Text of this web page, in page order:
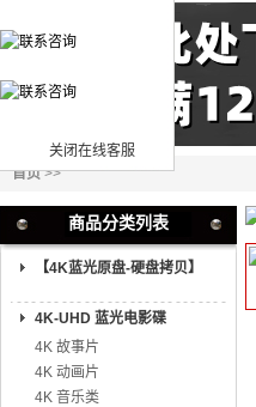
关闭在线客服
首页>>
商品分类列表
【4K蓝光原盘-硬盘拷贝】
4K-UHD 蓝光电影碟
4K 故事片
4K 动画片
4K 音乐类